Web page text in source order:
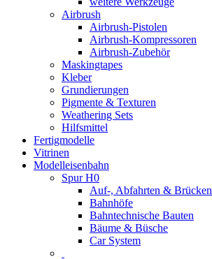
Airbrush
Airbrush-Pistolen
Airbrush-Kompressoren
Airbrush-Zubehör
Maskingtapes
Kleber
Grundierungen
Pigmente & Texturen
Weathering Sets
Hilfsmittel
Fertigmodelle
Vitrinen
Modelleisenbahn
Spur H0
Auf-, Abfahrten & Brücken
Bahnhöfe
Bahntechnische Bauten
Bäume & Büsche
Car System